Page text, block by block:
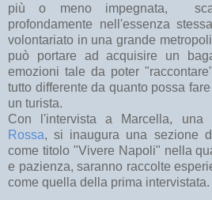
più o meno impegnata,
profondamente nell'essenza
volontariato in una grande
può portare ad acquisire un
emozioni tale da poter
tutto differente da quanto possa
un turista.
Con l'intervista a Marcella, una
Rossa, si inaugura una sezione
come titolo "Vivere Napoli" nella
e pazienza, saranno raccolte
come quella della prima intervistata.